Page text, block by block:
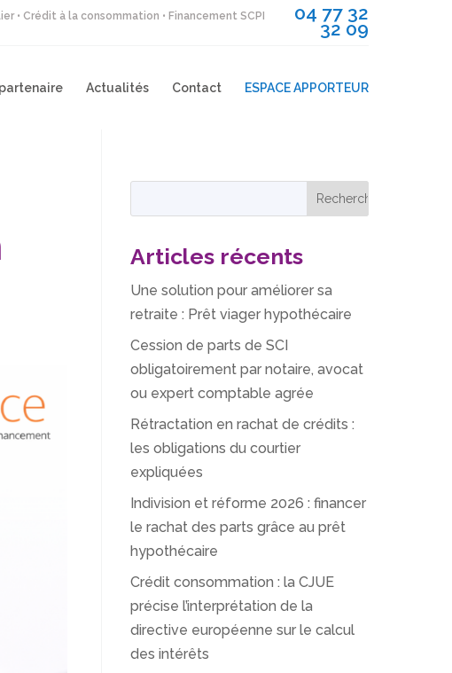
• Crédit à la consommation • Financement SCPI 04 77 32
32 09
Actualités Contact ESPACE APPORTEUR
Articles récents
Une solution pour améliorer sa
retraite : Prêt viager hypothécaire
Cession de parts de SCI
obligatoirement par notaire, avocat
ou expert comptable agrée
Rétractation en rachat de crédits :
les obligations du courtier
expliquées
Indivision et réforme 2026 : financer
le rachat des parts grâce au prêt
hypothécaire
Crédit consommation : la CJUE
précise l’interprétation de la
directive européenne sur le calcul
des intérêts